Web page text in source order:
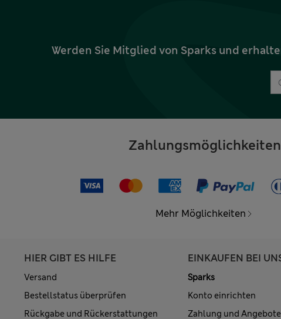
Werden Sie Mitglied von Sparks und
Zahlungsmöglichkeiten
Mehr Möglichkeiten
HIER GIBT ES HILFE
Versand
Bestellstatus überprüfen
Rückgabe und Rückerstattungen
EINKAUFEN BEI
Sparks
Konto einrichten
Zahlung und Angebote